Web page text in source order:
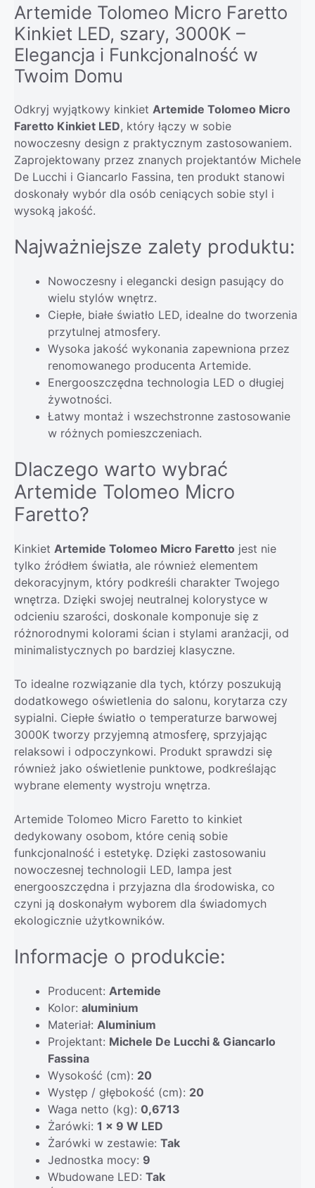
Artemide Tolomeo Micro Faretto
Kinkiet LED, szary, 3000K –
Elegancja i Funkcjonalność w
Twoim Domu
Odkryj wyjątkowy kinkiet Artemide Tolomeo Micro
Faretto Kinkiet LED, który łączy w sobie
nowoczesny design z praktycznym zastosowaniem.
Zaprojektowany przez znanych projektantów Michele
De Lucchi i Giancarlo Fassina, ten produkt stanowi
doskonały wybór dla osób ceniących sobie styl i
wysoką jakość.
Najważniejsze zalety produktu:
Nowoczesny i elegancki design pasujący do
wielu stylów wnętrz.
Ciepłe, białe światło LED, idealne do tworzenia
przytulnej atmosfery.
Wysoka jakość wykonania zapewniona przez
renomowanego producenta Artemide.
Energooszczędna technologia LED o długiej
żywotności.
Łatwy montaż i wszechstronne zastosowanie
w różnych pomieszczeniach.
Dlaczego warto wybrać
Artemide Tolomeo Micro
Faretto?
Kinkiet Artemide Tolomeo Micro Faretto jest nie
tylko źródłem światła, ale również elementem
dekoracyjnym, który podkreśli charakter Twojego
wnętrza. Dzięki swojej neutralnej kolorystyce w
odcieniu szarości, doskonale komponuje się z
różnorodnymi kolorami ścian i stylami aranżacji, od
minimalistycznych po bardziej klasyczne.
To idealne rozwiązanie dla tych, którzy poszukują
dodatkowego oświetlenia do salonu, korytarza czy
sypialni. Ciepłe światło o temperaturze barwowej
3000K tworzy przyjemną atmosferę, sprzyjając
relaksowi i odpoczynkowi. Produkt sprawdzi się
również jako oświetlenie punktowe, podkreślając
wybrane elementy wystroju wnętrza.
Artemide Tolomeo Micro Faretto to kinkiet
dedykowany osobom, które cenią sobie
funkcjonalność i estetykę. Dzięki zastosowaniu
nowoczesnej technologii LED, lampa jest
energooszczędna i przyjazna dla środowiska, co
czyni ją doskonałym wyborem dla świadomych
ekologicznie użytkowników.
Informacje o produkcie:
Producent: Artemide
Kolor: aluminium
Materiał: Aluminium
Projektant: Michele De Lucchi & Giancarlo
Fassina
Wysokość (cm): 20
Występ / głębokość (cm): 20
Waga netto (kg): 0,6713
Żarówki: 1 x 9 W LED
Żarówki w zestawie: Tak
Jednostka mocy: 9
Wbudowane LED: Tak